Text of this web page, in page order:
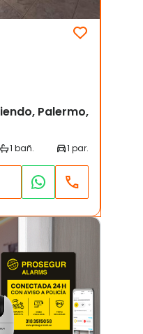
Palermo,